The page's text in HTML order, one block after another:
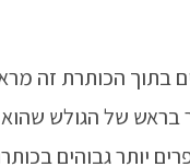
הכותרת זה
של הגולש
יותר גבוהים